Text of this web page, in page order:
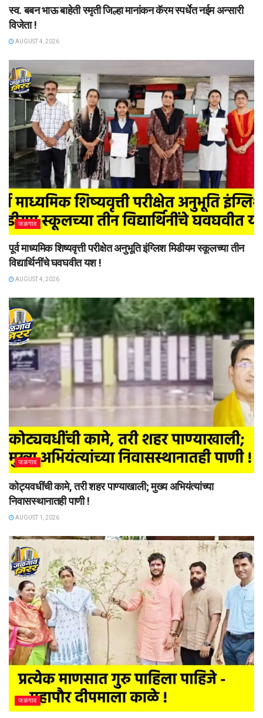
स्व. बबन भाऊ बाहेती स्मृती जिल्हा मानांकन कॅरम स्पर्धेत नईम अन्सारी
विजेता !
AUGUST 4, 2026
जळगाव
पूर्व माध्यमिक शिष्यवृत्ती परीक्षेत अनुभूति इंग्लिश मिडीयम स्कूलच्या तीन
विद्यार्थिनींचे घवघवीत यश !
AUGUST 4, 2026
जळगाव
कोट्यवधींची कामे, तरी शहर पाण्याखाली; मुख्य अभियंत्यांच्या
निवासस्थानातही पाणी !
AUGUST 1, 2026
जळगाव